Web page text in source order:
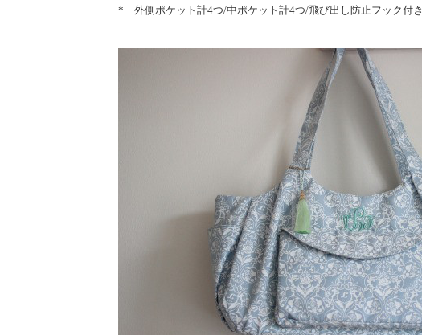
* 外側ポケット計4つ/中ポケット計4つ/飛び出し防止フック付き